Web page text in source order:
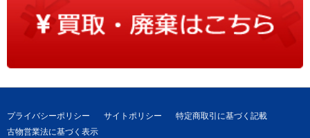
プライバシーポリシー サイトポリシー
特定商取引に基づく記載
古物営業法に基づく表示